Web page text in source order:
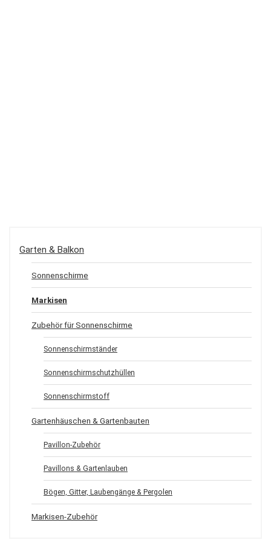
Garten & Balkon
Sonnenschirme
Markisen
Zubehör für Sonnenschirme
Sonnenschirmständer
Sonnenschirmschutzhüllen
Sonnenschirmstoff
Gartenhäuschen & Gartenbauten
Pavillon-Zubehör
Pavillons & Gartenlauben
Bögen, Gitter, Laubengänge & Pergolen
Markisen-Zubehör